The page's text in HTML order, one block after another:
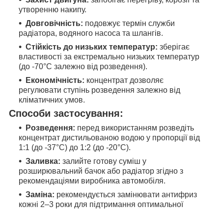
утворенню накипу.
Довговічність: подовжує термін служби
радіатора, водяного насоса та шлангів.
Стійкість до низьких температур: зберігає
властивості за екстремально низьких температур
(до -70°C залежно від розведення).
Економічність: концентрат дозволяє
регулювати ступінь розведення залежно від
кліматичних умов.
Способи застосування:
Розведення: перед використанням розведіть
концентрат дистильованою водою у пропорції від
1:1 (до -37°C) до 1:2 (до -20°C).
Заливка: залийте готову суміш у
розширювальний бачок або радіатор згідно з
рекомендаціями виробника автомобіля.
Заміна: рекомендується замінювати антифриз
кожні 2–3 роки для підтримання оптимальної